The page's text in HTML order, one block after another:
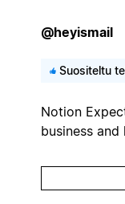
@heyismail
Suositeltu
Notion
business